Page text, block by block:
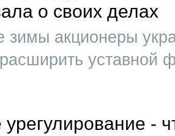
о своих делах
зимы акционеры
уставной
-